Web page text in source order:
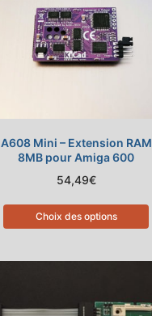
A608 Mini – Extension RAM
8MB pour Amiga 600
54,49€
Choix des options